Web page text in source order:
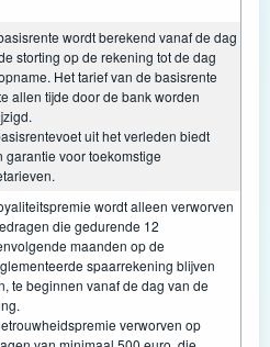
wordt berekend vanaf de dag
storting op de rekening tot de dag
Het tarief van de basisrente
allen tijde door de bank worden
uit het verleden biedt
garantie voor toekomstige
wordt alleen verworven
die gedurende 12
maanden op de
spaarrekening blijven
te beginnen vanaf de dag van de
verworven op